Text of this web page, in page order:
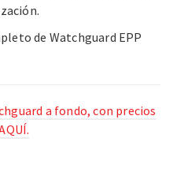
de Watchguard EPP
a fondo, con precios